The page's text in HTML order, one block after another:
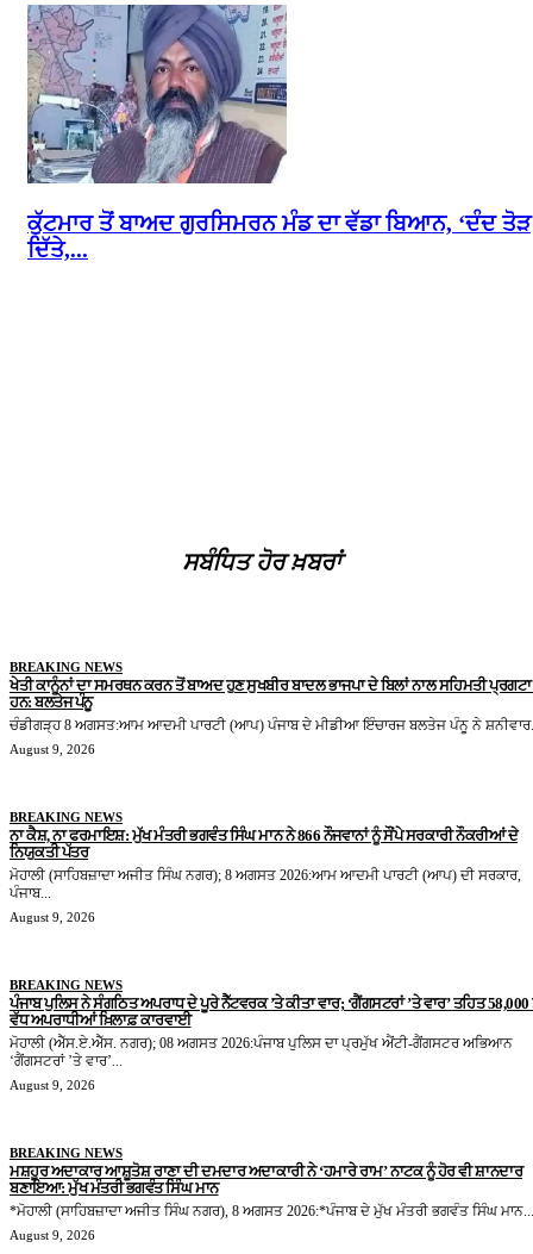
ਕੁੱਟਮਾਰ ਤੋਂ ਬਾਅਦ ਗੁਰਸਿਮਰਨ ਮੰਡ ਦਾ ਵੱਡਾ ਬਿਆਨ, ‘ਦੰਦ ਤੋੜ
ਦਿੱਤੇ,...
ਸਬੰਧਿਤ ਹੋਰ ਖ਼ਬਰਾਂ
BREAKING NEWS
ਖੇਤੀ ਕਾਨੂੰਨਾਂ ਦਾ ਸਮਰਥਨ ਕਰਨ ਤੋਂ ਬਾਅਦ ਹੁਣ ਸੁਖਬੀਰ ਬਾਦਲ ਭਾਜਪਾ ਦੇ ਬਿਲਾਂ ਨਾਲ ਸਹਿਮਤੀ
ਹਨ: ਬਲਤੇਜ ਪੰਨੂ
ਚੰਡੀਗੜ੍ਹ 8 ਅਗਸਤ:ਆਮ ਆਦਮੀ ਪਾਰਟੀ (ਆਪ) ਪੰਜਾਬ ਦੇ ਮੀਡੀਆ ਇੰਚਾਰਜ ਬਲਤੇਜ ਪੰਨੂ ਨੇ
August 9, 2026
BREAKING NEWS
ਨਾ ਕੈਸ਼, ਨਾ ਫਰਮਾਇਸ਼: ਮੁੱਖ ਮੰਤਰੀ ਭਗਵੰਤ ਸਿੰਘ ਮਾਨ ਨੇ 866 ਨੌਜਵਾਨਾਂ ਨੂੰ ਸੌਂਪੇ ਸਰਕਾਰੀ ਨੌਕਰੀਆਂ ਦੇ
ਨਿਯੁਕਤੀ ਪੱਤਰ
ਮੋਹਾਲੀ (ਸਾਹਿਬਜ਼ਾਦਾ ਅਜੀਤ ਸਿੰਘ ਨਗਰ); 8 ਅਗਸਤ 2026:ਆਮ ਆਦਮੀ ਪਾਰਟੀ (ਆਪ) ਦੀ ਸਰਕਾਰ,
ਪੰਜਾਬ...
August 9, 2026
BREAKING NEWS
ਪੰਜਾਬ ਪੁਲਿਸ ਨੇ ਸੰਗਠਿਤ ਅਪਰਾਧ ਦੇ ਪੂਰੇ ਨੈੱਟਵਰਕ ’ਤੇ ਕੀਤਾ ਵਾਰ; ‘ਗੈਂਗਸਟਰਾਂ ’ਤੇ ਵਾਰ’ ਤਹਿਤ 58,000
ਵੱਧ ਅਪਰਾਧੀਆਂ ਖ਼ਿਲਾਫ਼ ਕਾਰਵਾਈ
ਮੋਹਾਲੀ (ਐੱਸ.ਏ.ਐੱਸ. ਨਗਰ); 08 ਅਗਸਤ 2026:ਪੰਜਾਬ ਪੁਲਿਸ ਦਾ ਪ੍ਰਮੁੱਖ ਐਂਟੀ-ਗੈਂਗਸਟਰ ਅਭਿਆਨ
‘ਗੈਂਗਸਟਰਾਂ ’ਤੇ ਵਾਰ’...
August 9, 2026
BREAKING NEWS
ਮਸ਼ਹੂਰ ਅਦਾਕਾਰ ਆਸ਼ੂਤੋਸ਼ ਰਾਣਾ ਦੀ ਦਮਦਾਰ ਅਦਾਕਾਰੀ ਨੇ ‘ਹਮਾਰੇ ਰਾਮ’ ਨਾਟਕ ਨੂੰ ਹੋਰ ਵੀ ਸ਼ਾਨਦਾਰ
ਬਣਾਇਆ: ਮੁੱਖ ਮੰਤਰੀ ਭਗਵੰਤ ਸਿੰਘ ਮਾਨ
*ਮੋਹਾਲੀ (ਸਾਹਿਬਜ਼ਾਦਾ ਅਜੀਤ ਸਿੰਘ ਨਗਰ), 8 ਅਗਸਤ 2026:*ਪੰਜਾਬ ਦੇ ਮੁੱਖ ਮੰਤਰੀ ਭਗਵੰਤ ਸਿੰਘ ਮਾਨ...
August 9, 2026